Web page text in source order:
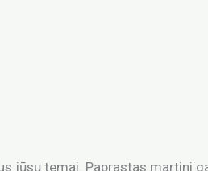
jūsų temai. Paprastas martini